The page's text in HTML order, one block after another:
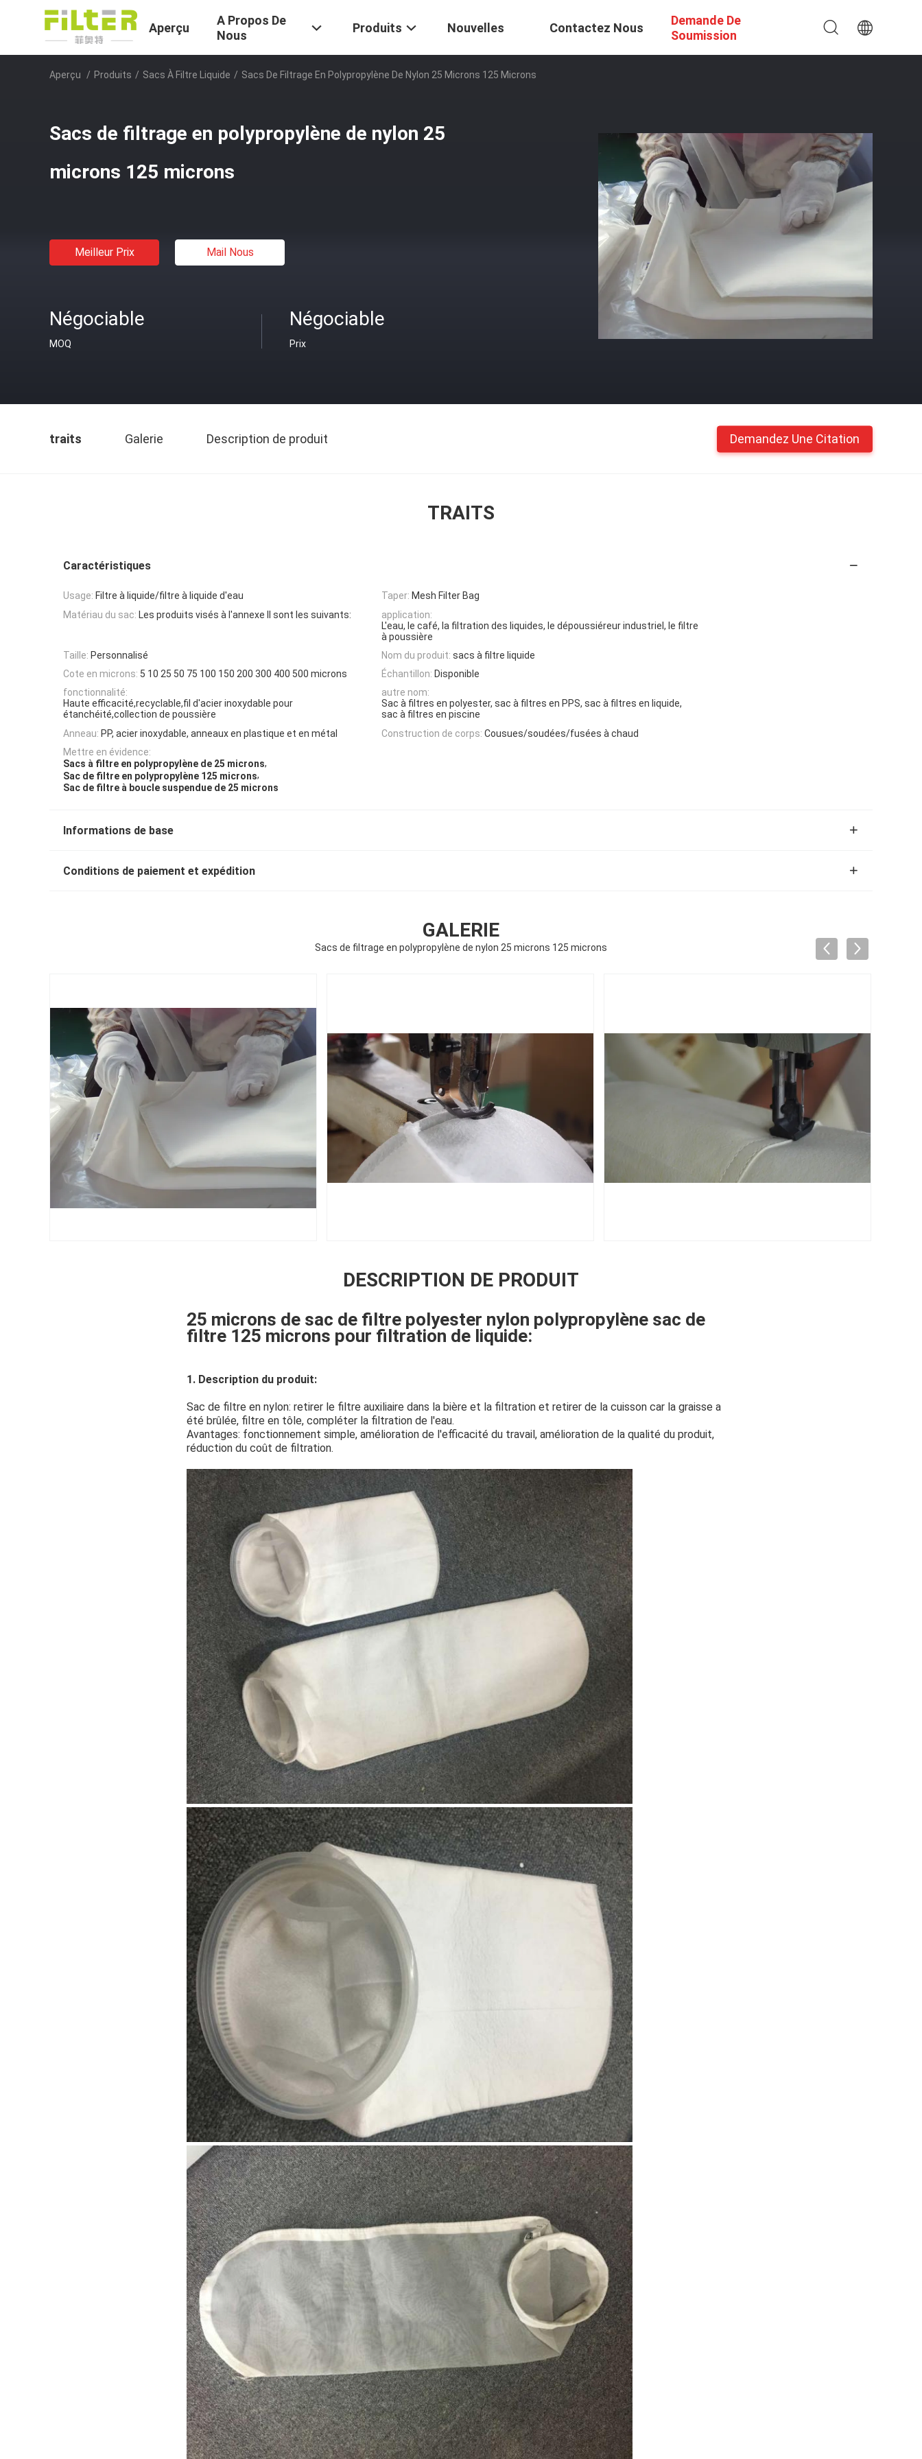
Aperçu
A Propos De
Nous
Produits Nouvelles Contactez Nous
Demande De
Soumission
Aperçu / Produits / Sacs À Filtre Liquide / Sacs De Filtrage En Polypropylène De Nylon 25 Microns 125 Microns
Sacs de filtrage en polypropylène de nylon 25
microns 125 microns
Meilleur Prix Mail Nous
Négociable
MOQ
Négociable
Prix
traits Galerie Description de produit Demandez Une Citation
TRAITS
Caractéristiques
Usage: Filtre à liquide/filtre à liquide d'eau Taper: Mesh Filter Bag
Matériau du sac: Les produits visés à l'annexe II sont les suivants:
application:
L'eau, le café, la filtration des liquides, le dépoussiéreur industriel, le filtre
à poussière
Taille: Personnalisé Nom du produit: sacs à filtre liquide
Cote en microns: 5 10 25 50 75 100 150 200 300 400 500 microns Échantillon: Disponible
fonctionnalité:
Haute efficacité,recyclable,fil d'acier inoxydable pour
étanchéité,collection de poussière
autre nom:
Sac à filtres en polyester, sac à filtres en PPS, sac à filtres en liquide,
sac à filtres en piscine
Anneau: PP, acier inoxydable, anneaux en plastique et en métal Construction de corps: Cousues/soudées/fusées à chaud
Mettre en évidence:
Sacs à filtre en polypropylène de 25 microns,
Sac de filtre en polypropylène 125 microns,
Sac de filtre à boucle suspendue de 25 microns
Informations de base
Conditions de paiement et expédition
GALERIE
Sacs de filtrage en polypropylène de nylon 25 microns 125 microns
DESCRIPTION DE PRODUIT
25 microns de sac de filtre polyester nylon polypropylène sac de
filtre 125 microns pour filtration de liquide:
1. Description du produit:
Sac de filtre en nylon: retirer le filtre auxiliaire dans la bière et la filtration et retirer de la cuisson car la graisse a
été brûlée, filtre en tôle, compléter la filtration de l'eau.
Avantages: fonctionnement simple, amélioration de l'efficacité du travail, amélioration de la qualité du produit,
réduction du coût de filtration.